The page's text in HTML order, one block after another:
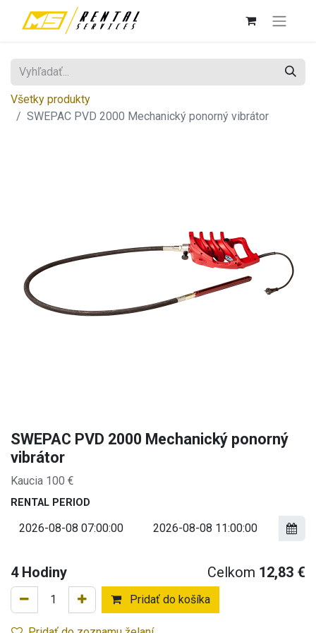
Všetky produkty
SWEPAC PVD 2000 Mechanický ponorný vibrátor
SWEPAC PVD 2000 Mechanický ponorný
vibrátor
Kaucia 100 €
RENTAL PERIOD
4 Hodiny Celkom 12,83 €
Pridať do košíka